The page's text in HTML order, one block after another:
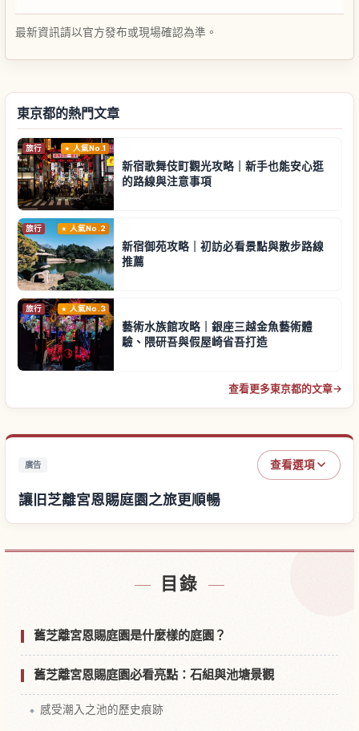
最新資訊請以官方發布或現場確認為準。
東京都的熱門文章
旅行 人氣No.1
新宿歌舞伎町觀光攻略｜新手也能安心逛
的路線與注意事項
旅行 人氣No.2
新宿御苑攻略｜初訪必看景點與散步路線
推薦
旅行 人氣No.3
藝術水族館攻略｜銀座三越金魚藝術體
驗、隈研吾與假屋崎省吾打造
查看更多東京都的文章→
廣告 查看選項
讓旧芝離宮恩賜庭園之旅更順暢
目錄
舊芝離宮恩賜庭園是什麼樣的庭園？
舊芝離宮恩賜庭園必看亮點：石組與池塘景觀
感受潮入之池的歷史痕跡